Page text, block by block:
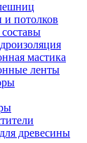
и потолков
мастика
ленты
древесины